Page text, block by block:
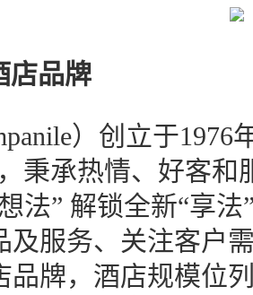
店品牌
）创立于
秉承热情、好客
法” 解锁全新“享
及服务、关注客户
品牌，酒店规模位